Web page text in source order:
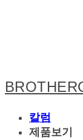
칼럼
제품보기